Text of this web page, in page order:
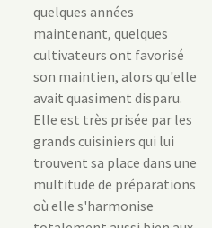
quelques années
maintenant, quelques
cultivateurs ont favorisé
son maintien, alors qu'elle
avait quasiment disparu.
Elle est très prisée par les
grands cuisiniers qui lui
trouvent sa place dans une
multitude de préparations
où elle s'harmonise